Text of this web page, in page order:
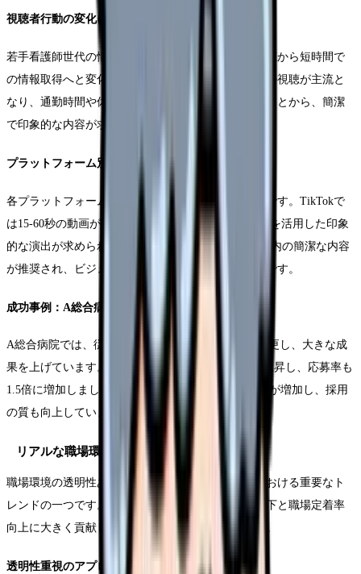
視聴者行動の変化に基づく最適化
若手看護師世代の情報収集方法は、従来の長時間視聴から短時間で
の情報取得へと変化しています。スマートフォンでの視聴が主流と
なり、通勤時間や休憩時間での視聴が増加していることから、簡潔
で印象的な内容が求められています。
プラットフォーム別の展開戦略
各プラットフォームの特性に合わせた最適化が重要です。TikTokで
は15-60秒の動画が効果的であり、音楽やエフェクトを活用した印象
的な演出が求められます。Instagram Reelsでは30秒以内の簡潔な内容
が推奨され、ビジュアル重視のアプローチが効果的です。
成功事例：A総合病院の取り組み
A総合病院では、従来の8分動画から45秒動画へと変更し、大きな成
果を上げています。視聴完了率は23%から78%へと上昇し、応募率も
1.5倍に増加しました。特に20代の看護師からの応募が増加し、採用
の質も向上しています。
リアルな職場環境の提示
職場環境の透明性ある提示は、2023年の採用動画における重要なト
レンドの一つです。この傾向は、看護師の離職率低下と職場定着率
向上に大きく貢献していることが報告されています。
透明性重視のアプローチ手法